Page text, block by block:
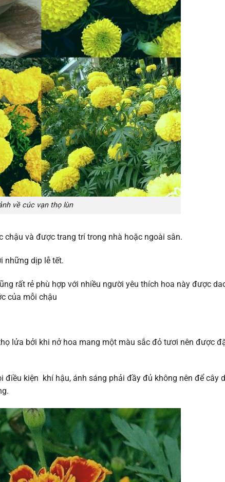
về cúc vạn thọ lùn
và được trang trí trong nhà hoặc ngoài sân.
những dịp lễ tết.
rất rẻ phù hợp với nhiều người yêu thích hoa này được
của mỗi chậu
lửa bởi khi nở hoa mang một màu sắc đỏ tươi nên được
điều kiện khí hậu, ánh sáng phải đầy đủ không nên để cây